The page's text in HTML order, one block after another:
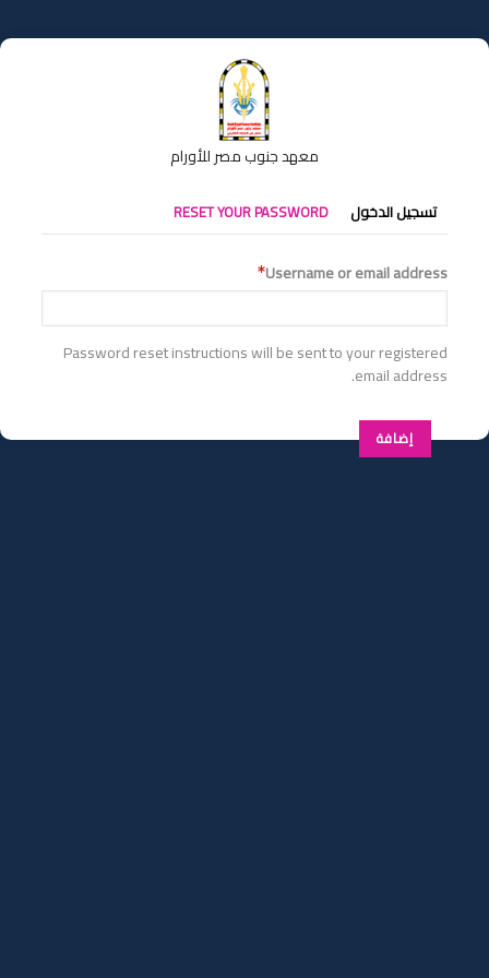
إلى
المحتوى
معهد جنوب مصر للأورام
التبويبات
الأساسية
تسجيل الدخول RESET YOUR PASSWORD
Username or email address
Password reset instructions will be sent to your registered
email address.